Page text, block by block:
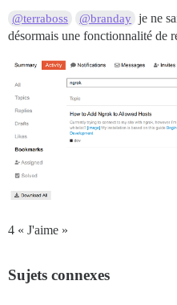
@terraboss @branday je ne
désormais une fonctionnalité de
4 « J'aime »
Sujets connexes